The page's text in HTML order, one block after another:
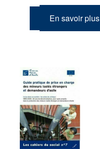
En savoir plus